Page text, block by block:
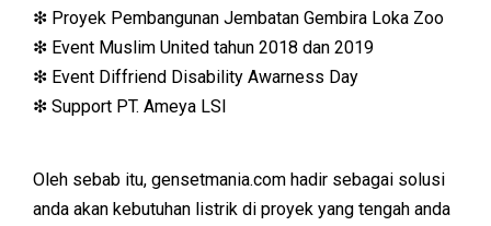
❇ Proyek Pembangunan Jembatan Gembira Loka Zoo
❇ Event Muslim United tahun 2018 dan 2019
❇ Event Diffriend Disability Awarness Day
❇ Support PT. Ameya LSI
Oleh sebab itu, gensetmania.com hadir sebagai solusi
anda akan kebutuhan listrik di proyek yang tengah anda